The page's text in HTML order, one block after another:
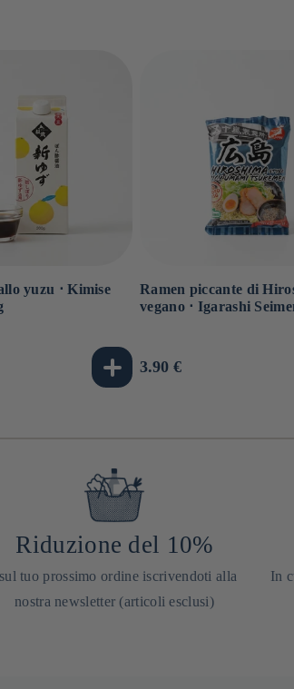
yuzu ⋅ Kimise
Ramen piccante di
vegano ⋅ Igarashi
Prezzo
3.90 €
Riduzione del 10%
tuo prossimo ordine iscrivendoti alla
nostra newsletter (articoli esclusi)
In